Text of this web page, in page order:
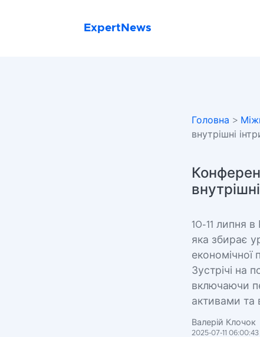
ExpertNews
Головна >
внутрішні
10-11 липня
яка збирає
економічної
Зустрічі на
включаючи
активами та
Валерій Клочок
2025-07-11 06:00:43